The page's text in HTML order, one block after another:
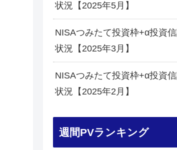
状況【2025年5月】
NISAつみたて投資枠+α投資
状況【2025年3月】
NISAつみたて投資枠+α投資
状況【2025年2月】
週間PVランキング